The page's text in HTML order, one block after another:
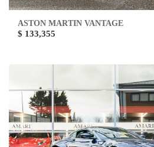
ASTON MARTIN VANTAGE
$ 133,355